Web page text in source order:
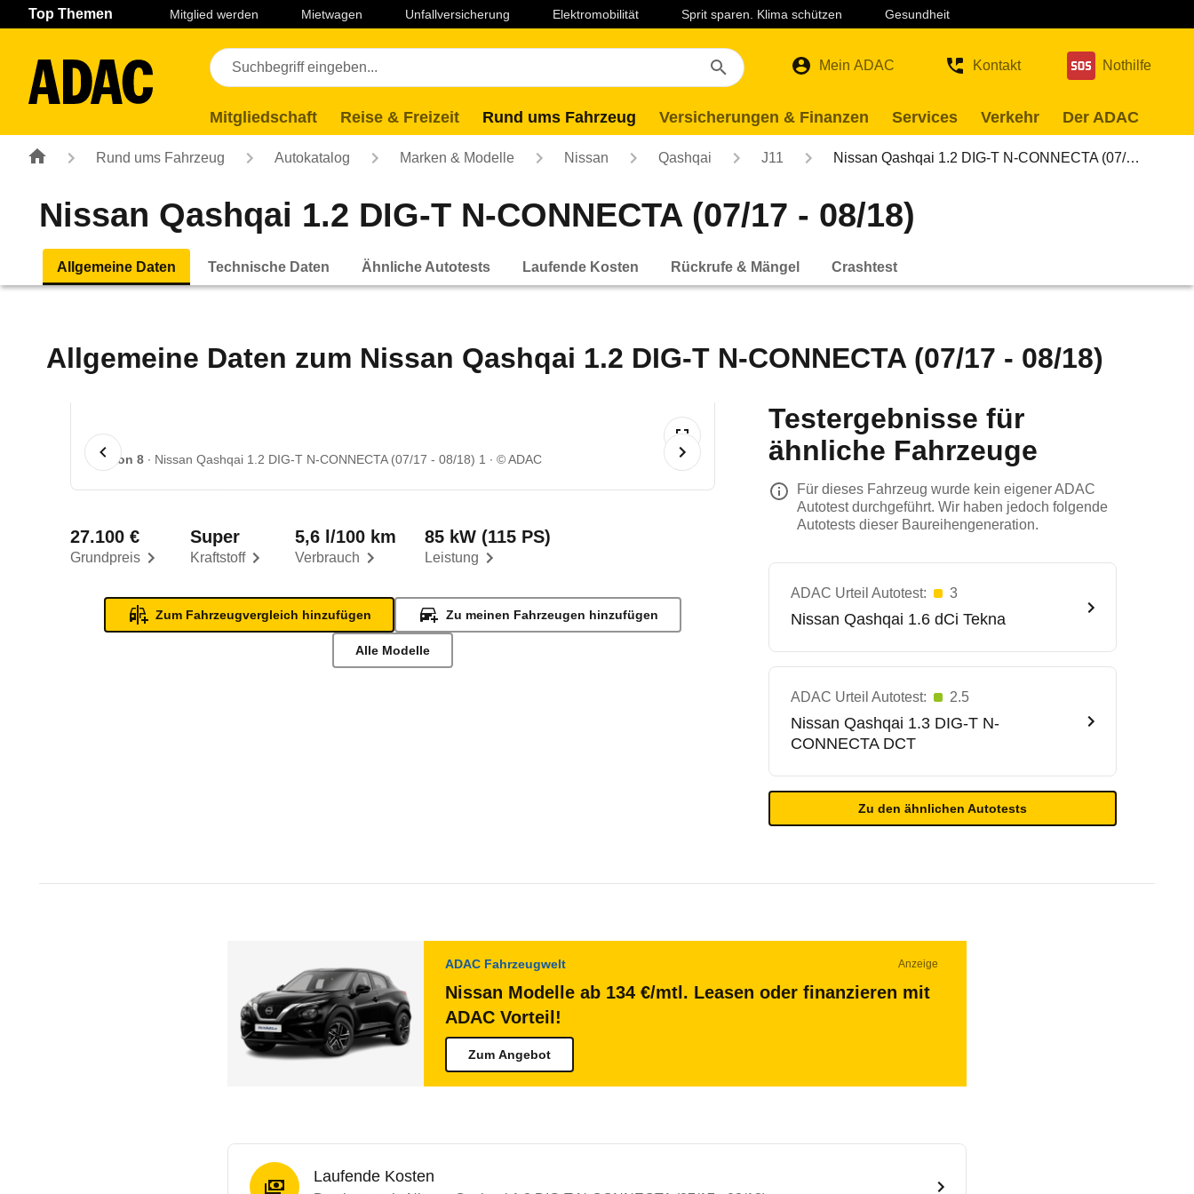
Navigation Seiteninhalt Fußzeile
Top Themen Mitglied werden Mietwagen Unfallversicherung Elektromobilität Sprit sparen. Klima schützen Gesundheit
Mein ADAC Kontakt Nothilfe
Mitgliedschaft Reise & Freizeit Rund ums Fahrzeug Versicherungen & Finanzen Services Verkehr Der ADAC
Rund ums Fahrzeug Autokatalog Marken & Modelle Nissan Qashqai J11 Nissan Qashqai 1.2 DIG-T N-CONNECTA (07/…
Nissan Qashqai 1.2 DIG-T N-CONNECTA (07/17 - 08/18)
Allgemeine Daten Technische Daten Ähnliche Autotests Laufende Kosten Rückrufe & Mängel Crashtest
Allgemeine Daten zum Nissan Qashqai 1.2 DIG-T N-CONNECTA (07/17 - 08/18)
1 von 8 Nissan Qashqai 1.2 DIG-T N-CONNECTA (07/17 - 08/18) 1 © ADAC
Grundpreis
27.100 €
Kraftstoff
Super
Verbrauch
5,6 l/100 km
Leistung
85 kW (115 PS)
Zum Fahrzeugvergleich hinzufügen Zu meinen Fahrzeugen hinzufügen
Alle Modelle
Testergebnisse für
ähnliche Fahrzeuge
Für dieses Fahrzeug wurde kein eigener ADAC
Autotest durchgeführt. Wir haben jedoch folgende
Autotests dieser Baureihengeneration.
ADAC Urteil Autotest: 3
Nissan Qashqai 1.6 dCi Tekna
ADAC Urteil Autotest: 2.5
Nissan Qashqai 1.3 DIG-T N-
CONNECTA DCT
Zu den ähnlichen Autotests
ADAC Fahrzeugwelt Anzeige
Nissan Modelle ab 134 €/mtl. Leasen oder finanzieren mit
ADAC Vorteil!
Zum Angebot
Laufende Kosten